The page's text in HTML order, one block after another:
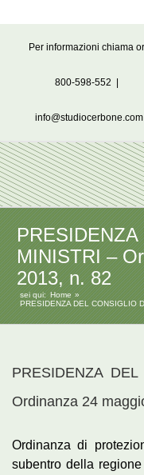
Per informazioni chiama
800-598-552
info@studiocerbone.com
MINISTRI –
2013, n. 82
sei qui:
Home
PRESIDENZA DEL CONSIGLIO
PRESIDENZA
Ordinanza 24
Ordinanza di
subentro della